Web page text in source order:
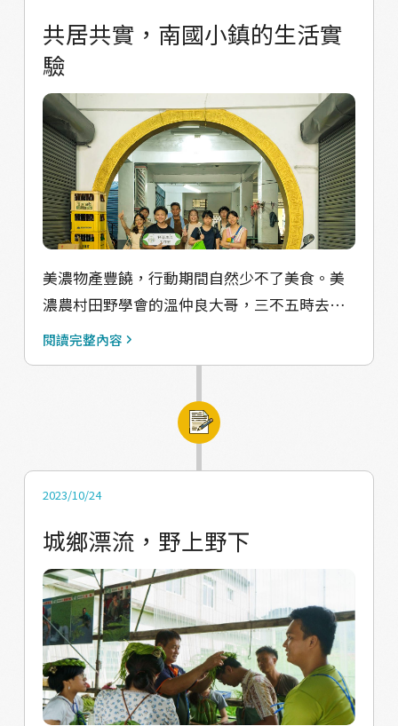
伏伏，平原外圍的淺山，接納著百年來人們因
著不同理由的進進出出。過往的你又是是因為
什麼理由去到到山裡的呢？ 在雨淅瀝淅瀝地落
下之前，我們將登高眺望 #美濃平原 ，了解淺
山區域曾經作為美濃往返周圍城鎮通道，地理
位置的特殊性，並透過#五感體驗與引導，開啟
#感官覺察 ，在林間 #自然遊戲 打開你塵封已
久的 #玩耍潛力！因應生存所須，我們也將一
同搭設天幕、炊煮餐食，設法在一場雷陣雨的
時間裡安身立命！ ✦✦✦夏耘第四天✦✦✦ 有
德能司火：創灶生伙二三事 #吉東國小 於2019
年轉型為 #客家人文實驗小學，將客家文化融
入 #食農教育，為了讓學生能夠親身體驗參與
備，透過傳統大封、鹹豬肉披薩等特色料理，
實際感受客庄伙房如何透過一口灶凝聚所有人
的情感。 今年度我們與吉東國小合作了一系列
以美濃「#水」為主軸的食農教育沙龍講座，接
校課程教案發展的素材。營期接近尾聲，我們
也帶著野籽們來到食農教育的第一現場，實際
透過料理來感受傳統大灶的熱情！ ✦✦✦夏耘
第五天✦✦✦ 野籽沒夢不應該：破土動身 ❃ 野
籽掖下去啊 ❃ 走進農村方式有多種，野籽們置
身農村生活，經歷了五天美濃生活的 #記憶濃
縮。孩子在 #水圳玩耍 的記憶、把 #柑仔店 當
少的成員在學界、媒體等各行各業奮鬥，為台
灣的農業與農村發揮可觀的影響力。 / 今年的
夏耘回到了美濃，以「野性」作為核心概念、
午後雷雨作為意象，貫穿山野、平原、野蓮池
及各種野性空間。在當中以「行動」串聯
「食」與「空間」，開展一系列活動，透過實
踐深化「野性」論述。 / 美濃熱帶季風的氣候
中，午後雷陣雨是最鮮明的特徵，在每次的大
雨後，昆蟲、青蛙、螺紛紛出來活動，午後雷
雨不只是南台灣珍貴的水資源，更為炎熱乾旱
的大地灌注豐沛的生命力，許多野性行動因此
成為可能。 去年的夏耘，我們屢屢碰見因午後
主題，帶領學員們看見午後雷雨與大地的關
係，並進一步帶入「野性」的概念與實踐：
察。 我們發現「野性」的力量，為農村帶來更
白玉蘿蔔，在美濃面臨農村危機時，撐起了菸
業沒落的產業空洞，帶來轉機。在野性的實踐
裡，我們回顧過往農閒生活的樣態，與環境進
行互動，如同循著祖先長輩們潛入水中的路
徑，重新建立起我們對土地、萬物的認識。過
去的經濟模式中，農閒的採集游獵與玩樂，往
往屬於非正規的經濟而不被重視，但野性價值
共居共實，南國小鎮的生活實
驗
美濃物產豐饒，行動期間自然少不了美食。美
濃農村田野學會的溫仲良大哥，三不五時去菜
市場親自挑菜，總能帶來新鮮的時令青蔬，共
們在豐盛的客家菜之中，嘗到歷史與文化的滋
味；美濃在地獵人林國福大哥，帶領大伙上山
力行的風味，會永久銘記在味覺記憶裡吧。 夏
中，原先素昧平生的年輕人們在此相遇、相
聚，譜出了今夏獨有的樣貌。或許某天不禁意
的漫談，可以深遠地影響一個人的生命，只是
這種生命互相牽絆的價值，需要更多時間來體
會。 完整圖文詳見：這個夏天，我們在南國小
鎮的共居實驗
閱讀完整內容
2023/10/24
城鄉漂流，野上野下